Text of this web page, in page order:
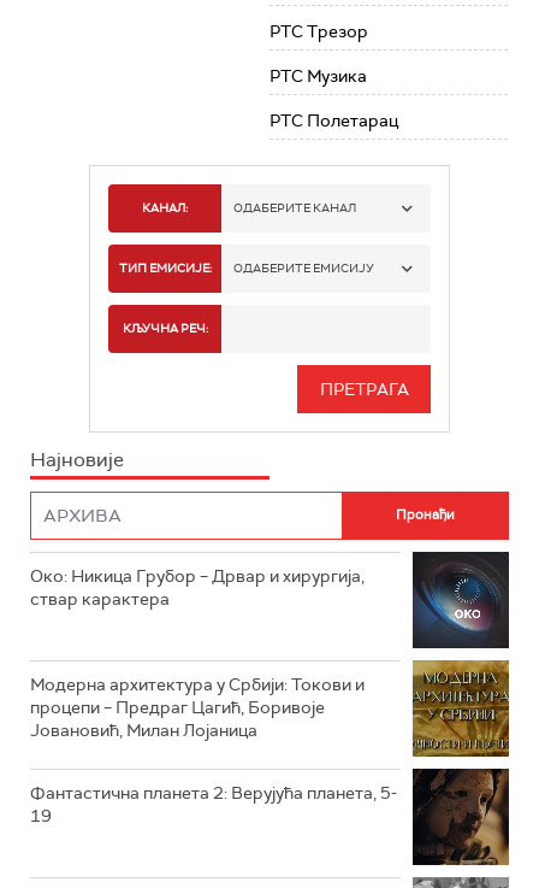
РТС Трезор
РТС Музика
РТС Полетарац
КАНАЛ: ОДАБЕРИТЕ КАНАЛ
РТС 1
РТС 3
РТС ЖИВОТ
РТС КОЛО
ТИП ЕМИСИЈЕ: ОДАБЕРИТЕ ЕМИСИЈУ
ИНФО
КЉУЧНА РЕЧ:
Најновије
Око: Никица Грубор – Дрвар и хирургија,
ствар карактера
Модерна архитектура у Србији: Токови и
процепи – Предраг Цагић, Боривоје
Јовановић, Милан Лојаница
Фантастична планета 2: Верујућа планета, 5-
19